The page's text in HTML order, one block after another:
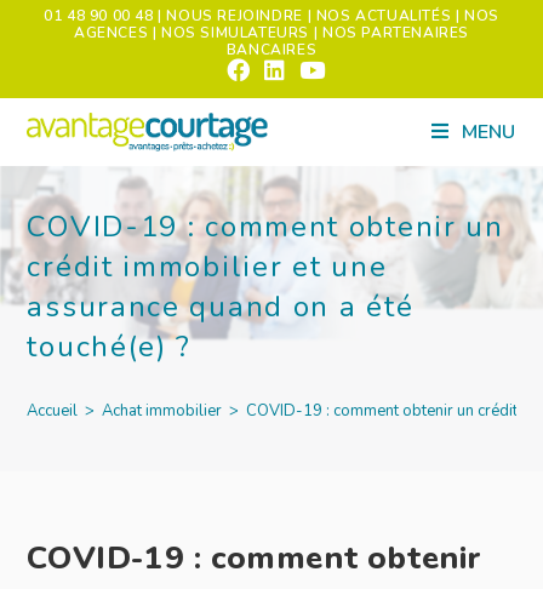
01 48 90 00 48 | NOUS REJOINDRE | NOS ACTUALITÉS | NOS
AGENCES | NOS SIMULATEURS | NOS PARTENAIRES
BANCAIRES
MENU
COVID-19 : comment obtenir un
crédit immobilier et une
assurance quand on a été
touché(e) ?
Accueil > Achat immobilier > COVID-19 : comment obtenir un crédit
COVID-19 : comment obtenir